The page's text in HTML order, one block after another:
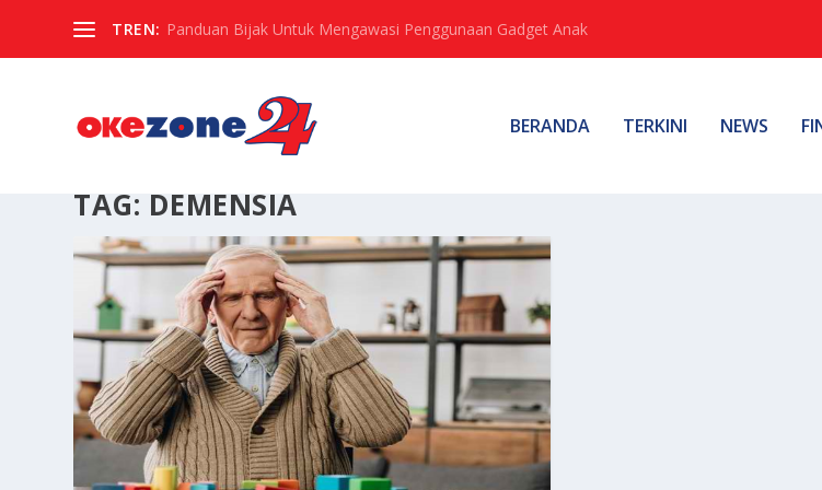
TREN: Panduan Bijak Untuk Mengawasi Penggunaan Gadget Anak
BERANDA TERKINI NEWS
TAG: DEMENSIA